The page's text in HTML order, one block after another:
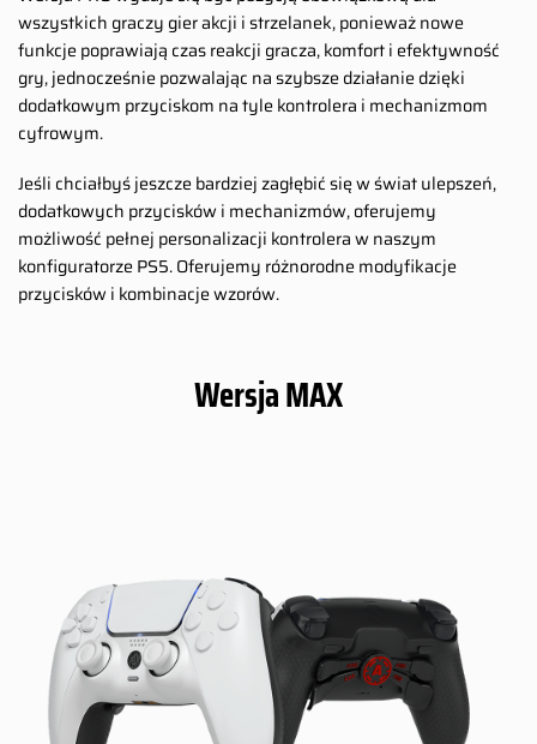
wszystkich graczy gier akcji i strzelanek, ponieważ nowe
funkcje poprawiają czas reakcji gracza, komfort i efektywność
gry, jednocześnie pozwalając na szybsze działanie dzięki
dodatkowym przyciskom na tyle kontrolera i mechanizmom
cyfrowym.
Jeśli chciałbyś jeszcze bardziej zagłębić się w świat ulepszeń,
dodatkowych przycisków i mechanizmów, oferujemy
możliwość pełnej personalizacji kontrolera w naszym
konfiguratorze PS5. Oferujemy różnorodne modyfikacje
przycisków i kombinacje wzorów.
Wersja MAX